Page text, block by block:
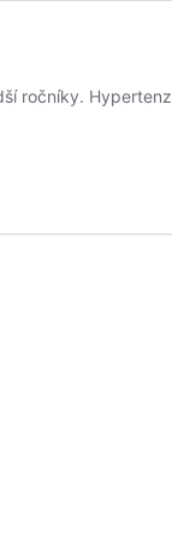
ročníky.